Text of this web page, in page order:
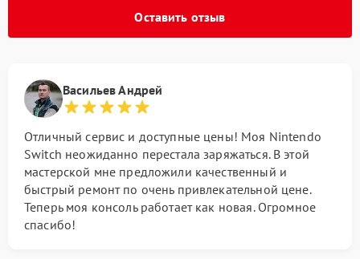
Оставить отзыв
Васильев Андрей
Отличный сервис и доступные цены! Моя Nintendo
Switch неожиданно перестала заряжаться. В этой
мастерской мне предложили качественный и
быстрый ремонт по очень привлекательной цене.
Теперь моя консоль работает как новая. Огромное
спасибо!